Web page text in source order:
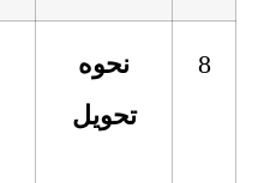
8
نحوه
تحویل